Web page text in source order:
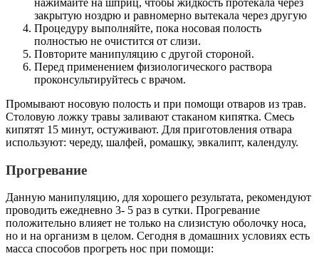
закрытую ноздрю и равномерно вытекала через другую
Процедуру выполняйте, пока носовая полость
полностью не очистится от слизи.
Повторите манипуляцию с другой стороной.
Перед применением физиологического раствора
проконсультируйтесь с врачом.
Промывают носовую полость и при помощи отваров из трав.
Столовую ложку травы заливают стаканом кипятка. Смесь
кипятят 15 минут, остуживают. Для приготовления отвара
используют: череду, шалфей, ромашку, эвкалипт, календулу.
Прогревание
Данную манипуляцию, для хорошего результата, рекомендуют
проводить ежедневно 3- 5 раз в сутки. Прогревание
положительно влияет не только на слизистую оболочку носа,
но и на организм в целом. Сегодня в домашних условиях есть
масса способов прогреть нос при помощи: